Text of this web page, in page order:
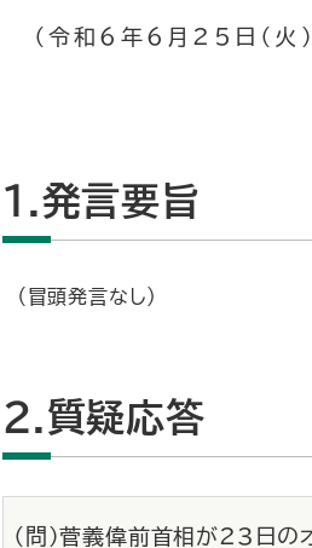
（令和6年6月25日（
1.発言要旨
（冒頭発言なし）
2.質疑応答
（問）菅義偉前首相が23日